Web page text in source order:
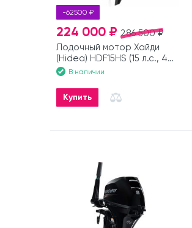
-62500 ₽
286 500 ₽
224 000 ₽
Лодочный мотор Хайди
(Hidea) HDF15HS (15 л.с., 4
такта)
В наличии
Купить